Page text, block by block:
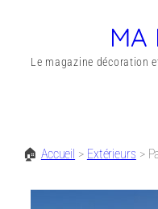
MA
Le magazine décoration
🏠 Accueil > Extérieurs >